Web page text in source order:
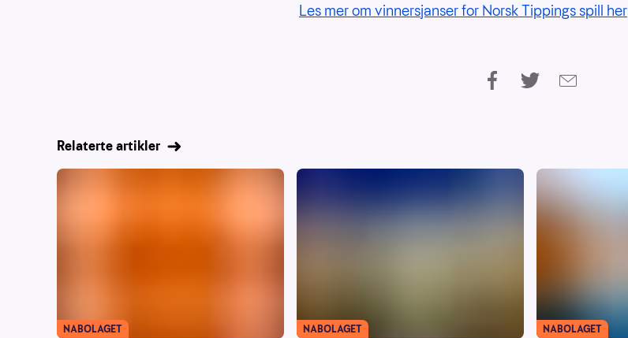
Les mer om vinnersjanser for Norsk Tippings spill her
Relaterte artikler
NABOLAGET NABOLAGET NABOLAGET